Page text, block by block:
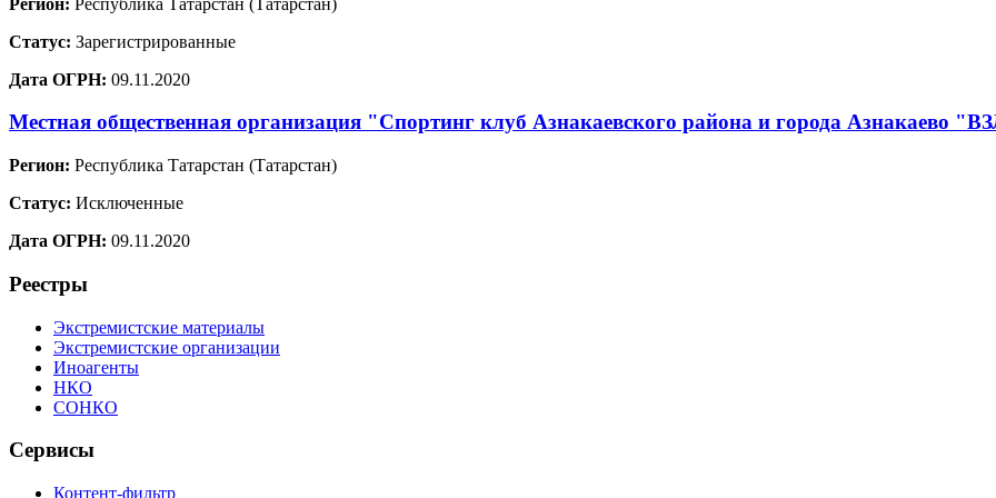
Статус: Зарегистрированные
Дата ОГРН: 09.11.2020
Местная общественная организация "Спортинг клуб Азнакаевского района и города Азнакаево
Регион: Республика Татарстан (Татарстан)
Статус: Исключенные
Дата ОГРН: 09.11.2020
Реестры
Экстремистские материалы
Экстремистские организации
Иноагенты
НКО
СОНКО
Сервисы
Контент-фильтр